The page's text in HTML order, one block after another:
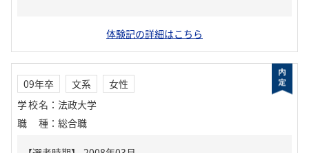
体験記の詳細はこちら
09年卒 文系
女性
学校名 ： 法政大学
職種 ： 総合職